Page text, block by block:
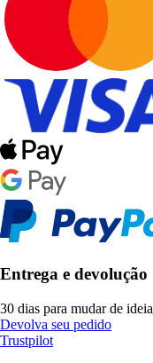
Entrega e devolução
30 dias para mudar de ideia
Devolva seu pedido
Trustpilot